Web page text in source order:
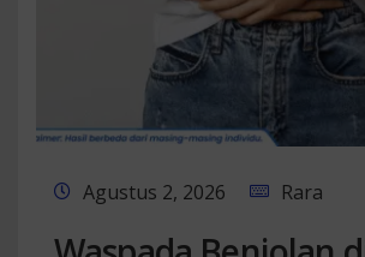
Agustus 2, 2026 Rara